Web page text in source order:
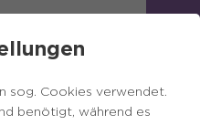
​​​​​​​ ist die
sog. Cookies verwendet.
benötigt, während es